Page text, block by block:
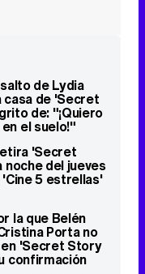
de Lydia
casa de 'Secret
de: "¡Quiero
el suelo!"
'Secret
noche del jueves
5 estrellas'
la que Belén
Porta no
'Secret Story
confirmación